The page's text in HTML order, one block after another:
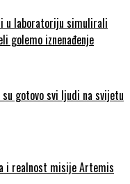
u laboratoriju simulirali
golemo iznenađenje
su gotovo svi ljudi na svijetu
i realnost misije Artemis